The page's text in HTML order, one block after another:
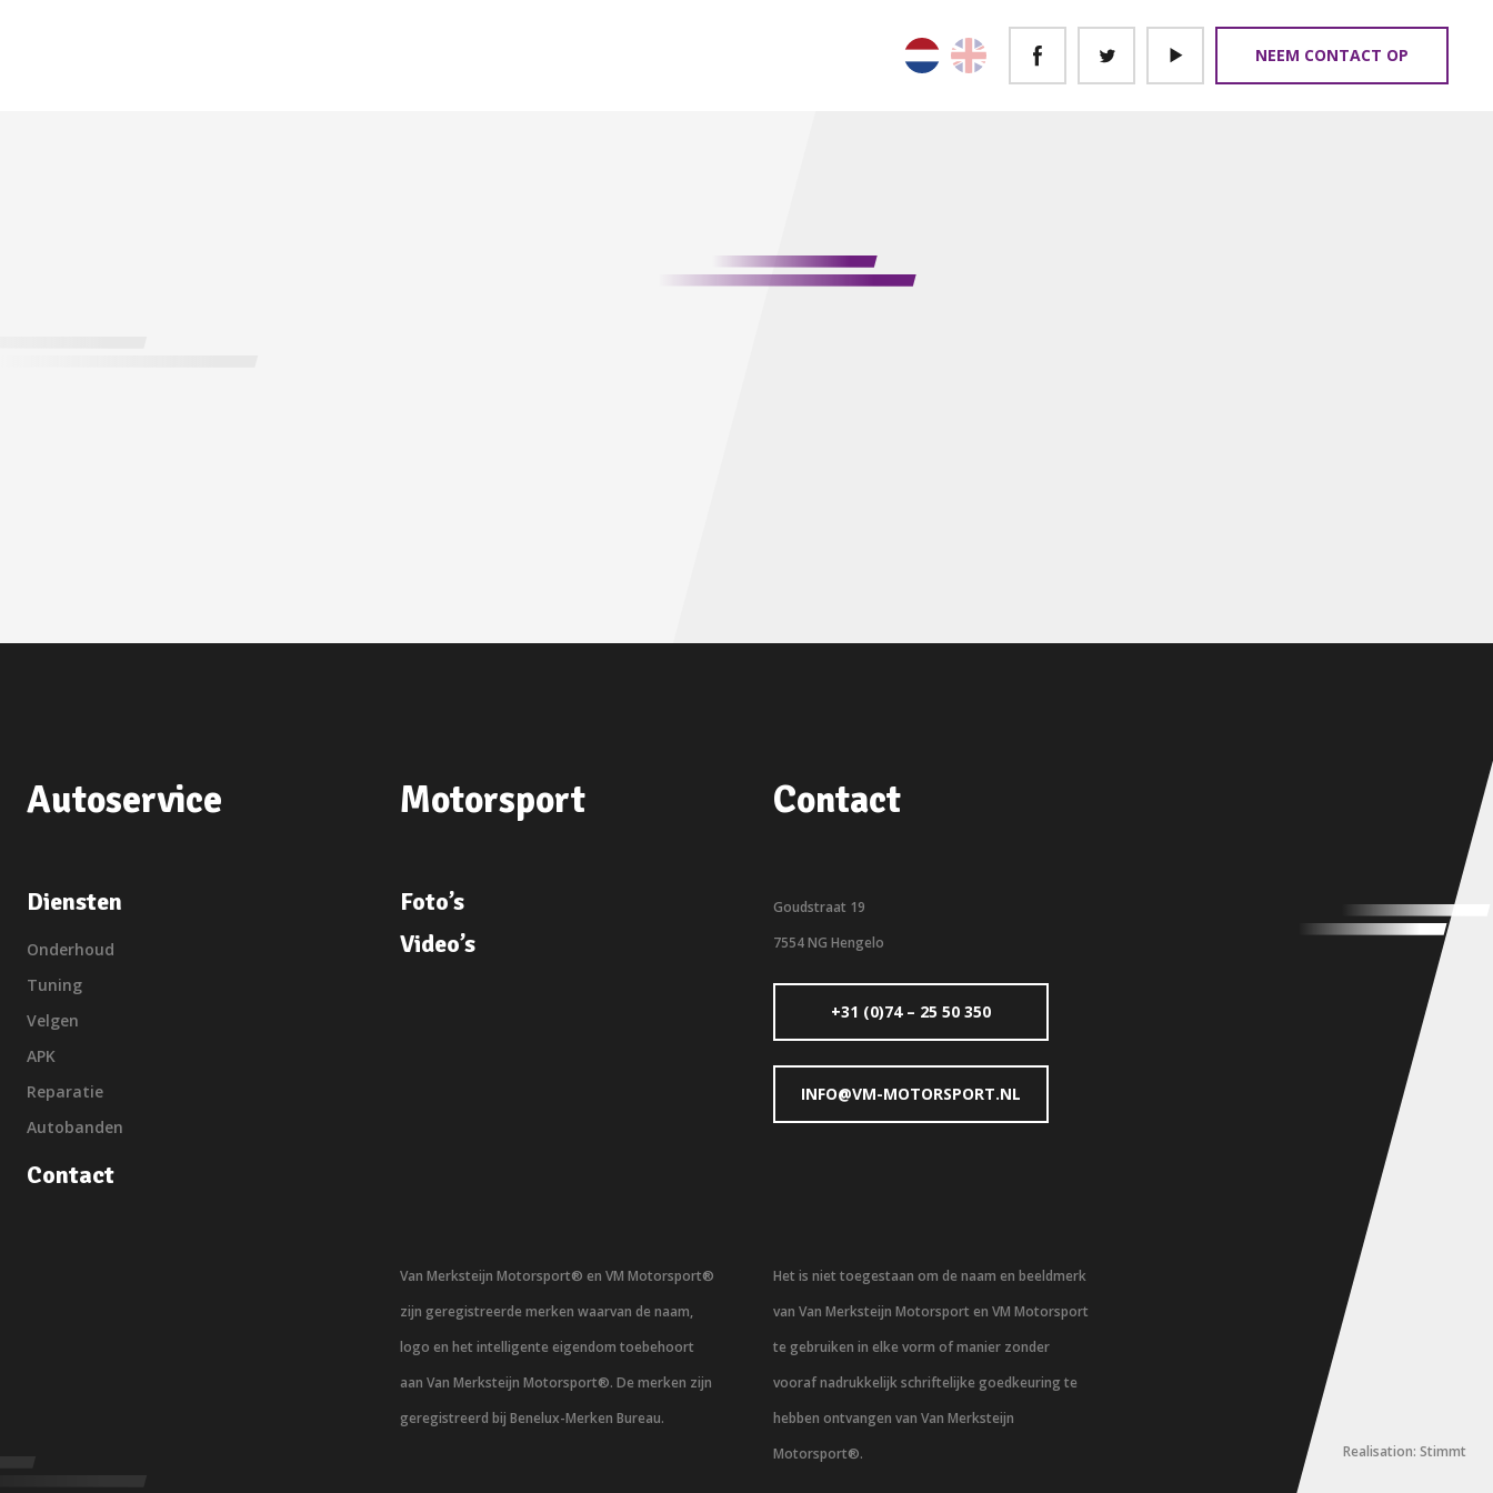
NEEM CONTACT OP
Autoservice
Diensten
Onderhoud
Tuning
Velgen
APK
Reparatie
Autobanden
Contact
Motorsport
Foto’s
Video’s
Contact
Goudstraat 19
7554 NG Hengelo
+31 (0)74 – 25 50 350
INFO@VM-MOTORSPORT.NL
Van Merksteijn Motorsport® en VM Motorsport®
zijn geregistreerde merken waarvan de naam,
logo en het intelligente eigendom toebehoort
aan Van Merksteijn Motorsport®. De merken zijn
geregistreerd bij Benelux-Merken Bureau.
Het is niet toegestaan om de naam en beeldmerk
van Van Merksteijn Motorsport en VM Motorsport
te gebruiken in elke vorm of manier zonder
vooraf nadrukkelijk schriftelijke goedkeuring te
hebben ontvangen van Van Merksteijn
Motorsport®.
Realisation: Stimmt